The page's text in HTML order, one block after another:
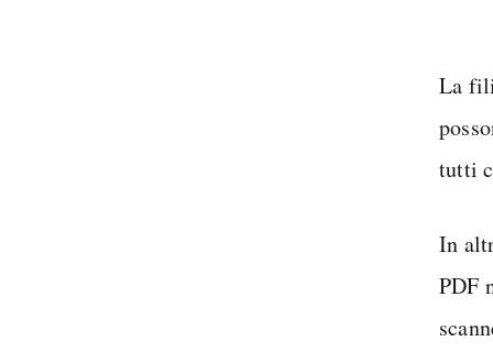
La
tutti
In
PDF